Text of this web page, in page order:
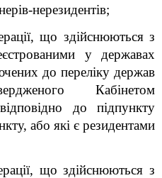
нерезидентів;
що здійснюються з
у державах
до переліку держав
Кабінетом
до підпункту
або які є резидентами
що здійснюються з